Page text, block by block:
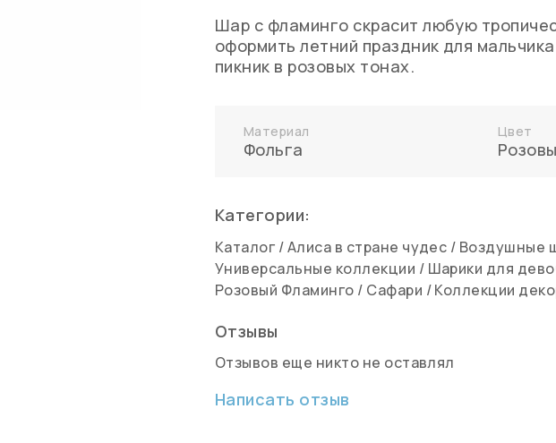
Шар с фламинго скрасит любую
оформить летний праздник для
пикник в розовых тонах.
Материал
Фольга
Цвет
Категории:
Каталог /Алиса в стране чудес / Воздушные
Универсальные коллекции / Шарики для
Розовый Фламинго / Сафари /Коллекции
Отзывы
Отзывов еще никто не оставлял
Написать отзыв